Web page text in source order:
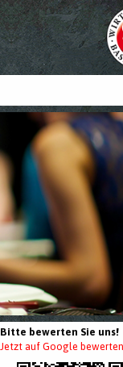
Bitte bewerten Sie uns!
Jetzt auf Google bewerten